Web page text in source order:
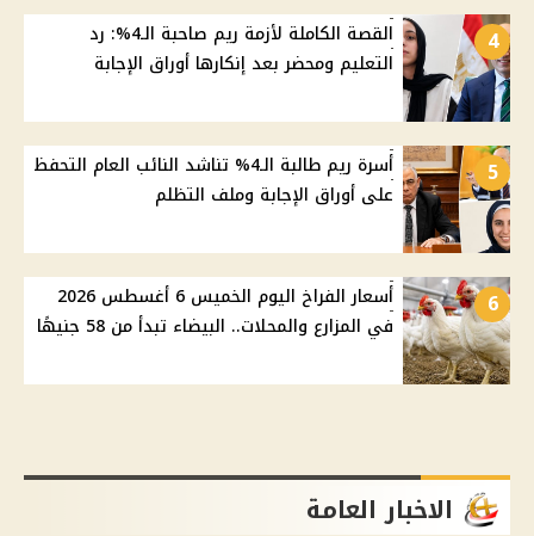
4
القصة الكاملة لأزمة ريم صاحبة الـ4%: رد
التعليم ومحضر بعد إنكارها أوراق الإجابة
5
أسرة ريم طالبة الـ4% تناشد النائب العام التحفظ
على أوراق الإجابة وملف التظلم
6
أسعار الفراخ اليوم الخميس 6 أغسطس 2026
في المزارع والمحلات.. البيضاء تبدأ من 58 جنيهًا
الاخبار العامة